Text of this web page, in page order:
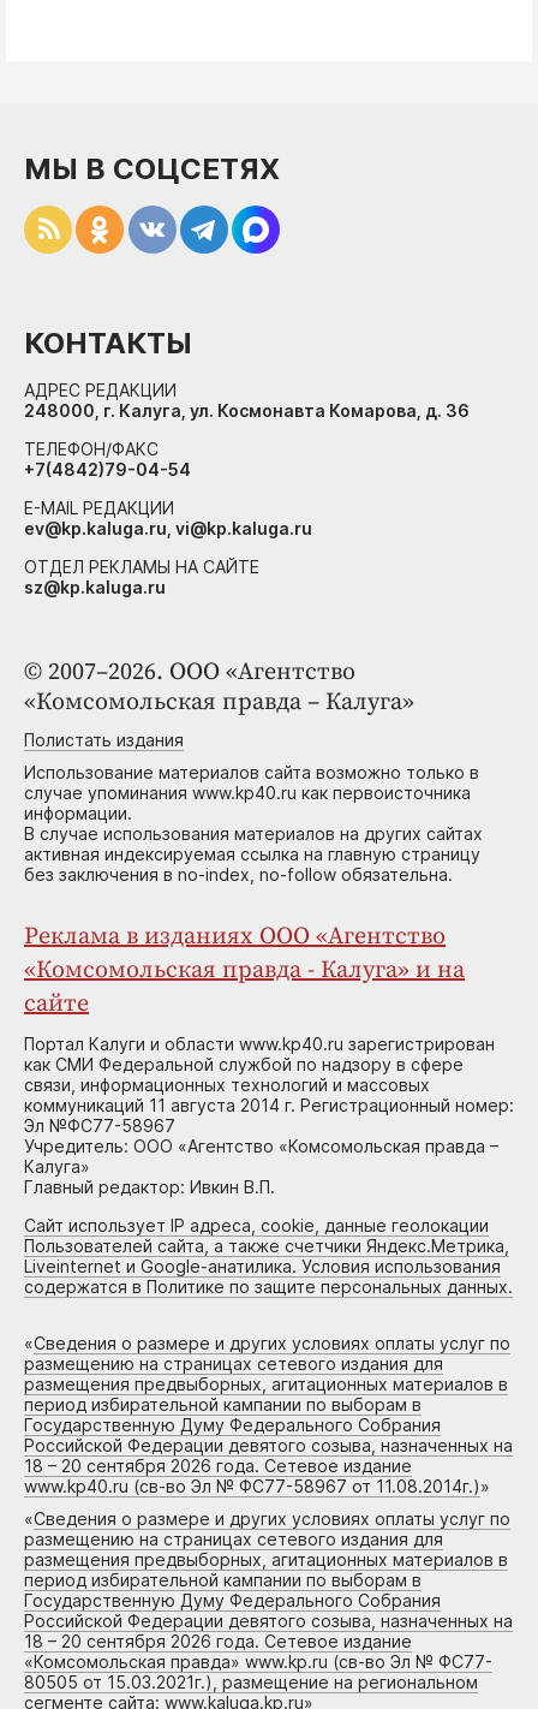
© 2007–2026. ООО «Агентство
«Комсомольская правда – Калуга»
Полистать издания
Использование материалов сайта возможно только в
случае упоминания www.kp40.ru как первоисточника
информации.
В случае использования материалов на других сайтах
активная индексируемая ссылка на главную страницу
без заключения в no-index, no-follow обязательна.
Реклама в изданиях ООО «Агентство
«Комсомольская правда - Калуга» и на
сайте
Портал Калуги и области www.kp40.ru зарегистрирован
как СМИ Федеральной службой по надзору в сфере
связи, информационных технологий и массовых
коммуникаций 11 августа 2014 г. Регистрационный номер:
Эл №ФС77-58967
Учредитель: ООО «Агентство «Комсомольская правда –
Калуга»
Главный редактор: Ивкин В.П.
Сайт использует IP адреса, cookie, данные геолокации
Пользователей сайта, а также счетчики Яндекс.Метрика,
Liveinternet и Google-анатилика. Условия использования
содержатся в Политике по защите персональных данных.
«Сведения о размере и других условиях оплаты услуг по
размещению на страницах сетевого издания для
размещения предвыборных, агитационных материалов в
период избирательной кампании по выборам в
Государственную Думу Федерального Собрания
Российской Федерации девятого созыва, назначенных на
18 – 20 сентября 2026 года. Сетевое издание
www.kp40.ru (св-во Эл № ФС77-58967 от 11.08.2014г.)»
«Сведения о размере и других условиях оплаты услуг по
размещению на страницах сетевого издания для
размещения предвыборных, агитационных материалов в
период избирательной кампании по выборам в
Государственную Думу Федерального Собрания
Российской Федерации девятого созыва, назначенных на
18 – 20 сентября 2026 года. Сетевое издание
«Комсомольская правда» www.kp.ru (св-во Эл № ФС77-
80505 от 15.03.2021г.), размещение на региональном
сегменте сайта: www.kaluga.kp.ru»
МЫ В СОЦСЕТЯХ
КОНТАКТЫ
АДРЕС РЕДАКЦИИ
248000, г. Калуга, ул. Космонавта Комарова, д. 36
ТЕЛЕФОН/ФАКС
+7(4842)79-04-54
E-MAIL РЕДАКЦИИ
ev@kp.kaluga.ru, vi@kp.kaluga.ru
ОТДЕЛ РЕКЛАМЫ НА САЙТЕ
sz@kp.kaluga.ru